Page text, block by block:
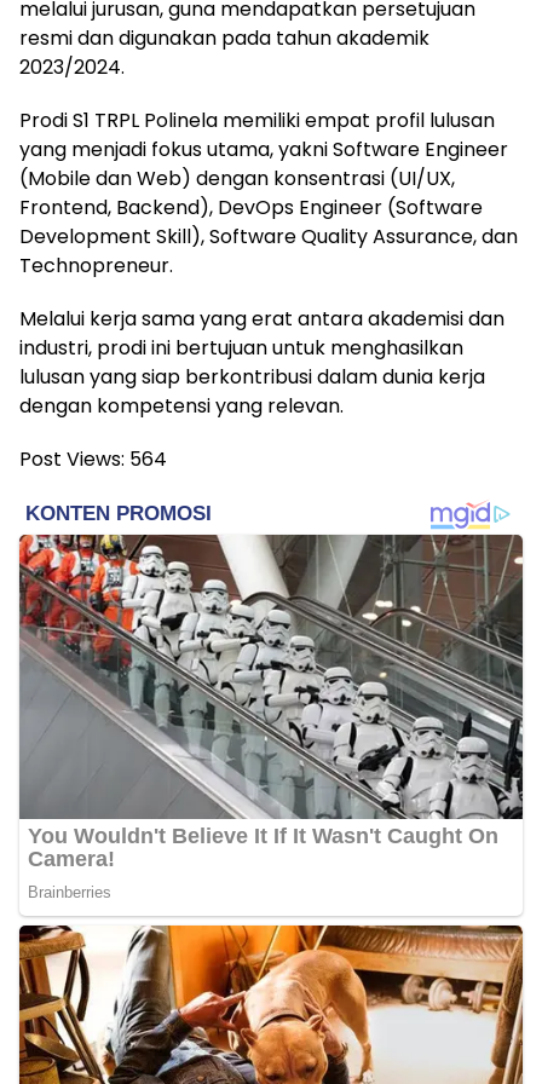
melalui jurusan, guna mendapatkan persetujuan
resmi dan digunakan pada tahun akademik
2023/2024.
Prodi S1 TRPL Polinela memiliki empat profil lulusan
yang menjadi fokus utama, yakni Software Engineer
(Mobile dan Web) dengan konsentrasi (UI/UX,
Frontend, Backend), DevOps Engineer (Software
Development Skill), Software Quality Assurance, dan
Technopreneur.
Melalui kerja sama yang erat antara akademisi dan
industri, prodi ini bertujuan untuk menghasilkan
lulusan yang siap berkontribusi dalam dunia kerja
dengan kompetensi yang relevan.
Post Views: 564